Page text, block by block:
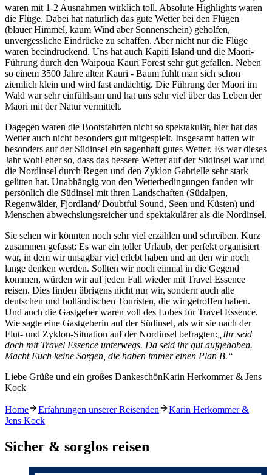
waren mit 1-2 Ausnahmen wirklich toll. Absolute Highlights waren
die Flüge. Dabei hat natürlich das gute Wetter bei den Flügen
(blauer Himmel, kaum Wind aber Sonnenschein) geholfen,
unvergessliche Eindrücke zu schaffen. Aber nicht nur die Flüge
waren beeindruckend. Uns hat auch Kapiti Island und die Maori-
Führung durch den Waipoua Kauri Forest sehr gut gefallen. Neben
so einem 3500 Jahre alten Kauri - Baum fühlt man sich schon
ziemlich klein und wird fast andächtig. Die Führung der Maori im
Wald war sehr einfühlsam und hat uns sehr viel über das Leben der
Maori mit der Natur vermittelt.
Dagegen waren die Bootsfahrten nicht so spektakulär, hier hat das
Wetter auch nicht besonders gut mitgespielt. Insgesamt hatten wir
besonders auf der Südinsel ein sagenhaft gutes Wetter. Es war dieses
Jahr wohl eher so, dass das bessere Wetter auf der Südinsel war und
die Nordinsel durch Regen und den Zyklon Gabrielle sehr stark
gelitten hat. Unabhängig von den Wetterbedingungen fanden wir
persönlich die Südinsel mit ihren Landschaften (Südalpen,
Regenwälder, Fjordland/ Doubtful Sound, Seen und Küsten) und
Menschen abwechslungsreicher und spektakulärer als die Nordinsel.
Sie sehen wir könnten noch sehr viel erzählen und schreiben. Kurz
zusammen gefasst: Es war ein toller Urlaub, der perfekt organisiert
war, in dem wir unsagbar viel erlebt haben und an den wir noch
lange denken werden. Sollten wir noch einmal in die Gegend
kommen, würden wir auf jeden Fall wieder mit Travel Essence
reisen. Dies finden übrigens nicht nur wir, sondern auch alle
deutschen und holländischen Touristen, die wir getroffen haben.
Und auch die Gastgeber waren voll des Lobes für Travel Essence.
Wie sagte eine Gastgeberin auf der Südinsel, als wir sie nach der
Flut- und Zyklon-Situation auf der Nordinsel befragten:„Ihr seid
doch mit Travel Essence unterwegs. Da seid ihr gut aufgehoben.
Macht Euch keine Sorgen, die haben immer einen Plan B.“
Liebe Grüße und ein großes DankeschönKarin Herkommer & Jens
Kock
Home Erfahrungen unserer Reisenden
Karin Herkommer &
Jens Kock
Sicher & sorglos reisen